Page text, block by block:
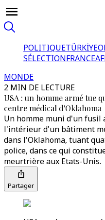
POLITIQUETÜRKİYE
SÉLECTIONFRANCE
MONDE
2 MIN DE LECTURE
USA : un homme armé tue
centre médical d'Oklahoma
Un homme muni d'un fusil
l'intérieur d'un bâtiment
dans l'Oklahoma, tuant
police, dans ce qui
meurtrière aux Etats-Unis.
Partager